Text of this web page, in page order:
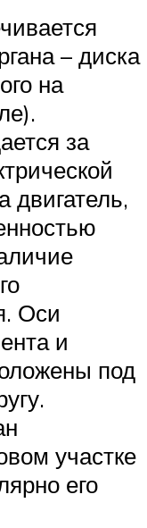
– диска
на
за
двигатель,
Оси
и
под
участке
его